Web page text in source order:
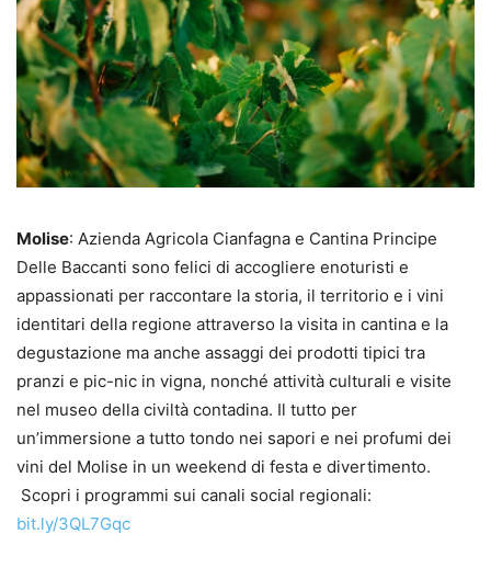
Molise: Azienda Agricola Cianfagna e Cantina Principe
Delle Baccanti sono felici di accogliere enoturisti e
appassionati per raccontare la storia, il territorio e i vini
identitari della regione attraverso la visita in cantina e la
degustazione ma anche assaggi dei prodotti tipici tra
pranzi e pic-nic in vigna, nonché attività culturali e visite
nel museo della civiltà contadina. Il tutto per
un’immersione a tutto tondo nei sapori e nei profumi dei
vini del Molise in un weekend di festa e divertimento.
Scopri i programmi sui canali social regionali:
bit.ly/3QL7Gqc